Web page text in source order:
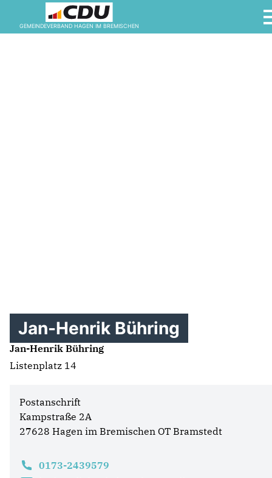
GEMEINDEVERBAND HAGEN IM BREMISCHEN
Jan-Henrik Bühring
Jan-Henrik Bühring
Listenplatz 14
Postanschrift
Kampstraße 2A
27628 Hagen im Bremischen OT Bramstedt
0173-2439579